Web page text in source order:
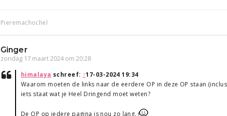
Pieremachochel
Ginger
zondag 17 maart 2024 om 20:28
himalaya schreef: ↑17-03-2024 19:34
Waarom moeten de links naar de eerdere OP in deze OP staan
iets staat wat je Heel Dringend moet weten?
De OP op iedere pagina is nou zo lang.